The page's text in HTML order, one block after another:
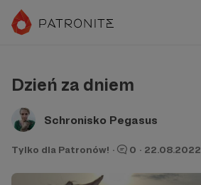
Dzień za dniem
Schronisko Pegasus
Tylko dla Patronów! · 0 · 22.08.2022